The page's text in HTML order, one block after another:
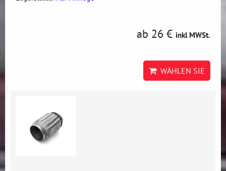
ab 26 € inkl MWSt.
WÄHLEN SIE